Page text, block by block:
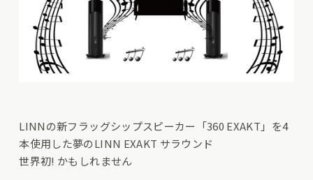
LINNの新フラッグシップスピーカー「360 EXAKT」を4
本使用した夢のLINN EXAKT サラウンド
世界初! かもしれません